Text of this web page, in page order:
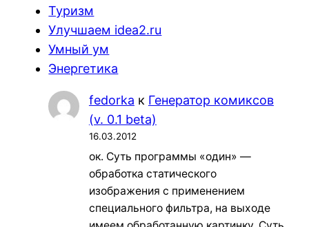
Туризм
Улучшаем idea2.ru
Умный ум
Энергетика
fedorka к Генератор комиксов
(v. 0.1 beta)
16.03.2012
ок. Суть программы «один» —
обработка статического
изображения с применением
специального фильтра, на выходе